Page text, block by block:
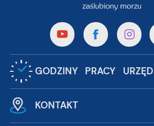
GODZINY PRACY
KONTAKT